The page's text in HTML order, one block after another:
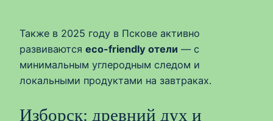
Также в 2025 году в Пскове активно
развиваются eco-friendly отели — с
минимальным углеродным следом и
локальными продуктами на завтраках.
Изборск: древний дух и